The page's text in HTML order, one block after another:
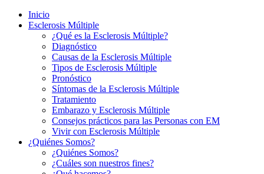
Inicio
Esclerosis Múltiple
¿Qué es la Esclerosis Múltiple?
Diagnóstico
Causas de la Esclerosis Múltiple
Tipos de Esclerosis Múltiple
Pronóstico
Síntomas de la Esclerosis Múltiple
Tratamiento
Embarazo y Esclerosis Múltiple
Consejos prácticos para las Personas con EM
Vivir con Esclerosis Múltiple
¿Quiénes Somos?
¿Quiénes Somos?
¿Cuáles son nuestros fines?